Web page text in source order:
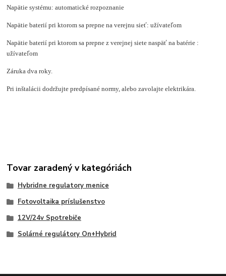
Napätie systému: automatické rozpoznanie
Napätie baterií pri ktorom sa prepne na verejnu sieť: užívateľom
Napätie baterií pri ktorom sa prepne z verejnej siete naspäť na batérie :
užívateľom
Záruka dva roky.
Pri inštalácii dodržujte predpísané normy, alebo zavolajte elektrikára.
Tovar zaradený v kategóriách
Hybridne regulatory menice
Fotovoltaika príslušenstvo
12V/24v Spotrebiče
Solárné regulátory On+Hybrid